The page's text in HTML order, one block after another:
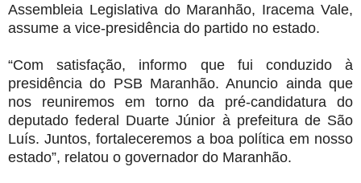
Assembleia Legislativa do Maranhão, Iracema Vale,
assume a vice-presidência do partido no estado.
“Com satisfação, informo que fui conduzido à
presidência do PSB Maranhão. Anuncio ainda que
nos reuniremos em torno da pré-candidatura do
deputado federal Duarte Júnior à prefeitura de São
Luís. Juntos, fortaleceremos a boa política em nosso
estado”, relatou o governador do Maranhão.